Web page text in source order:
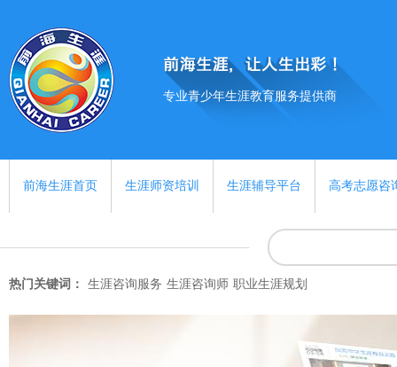
专业青少年生涯教育服务提供商
前海生涯首页 生涯师资培训 生涯辅导平台 高考志愿咨
热门关键词： 生涯咨询服务 生涯咨询师 职业生涯规划